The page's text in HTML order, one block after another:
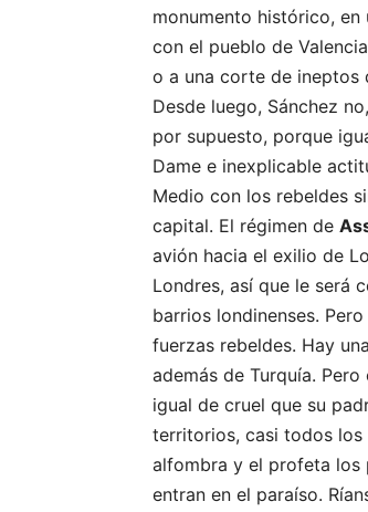
monumento histórico,
con el pueblo de
o a una corte de ineptos
Desde luego, Sánchez
por supuesto, porque
Dame e inexplicable
Medio con los rebeldes
capital. El régimen de
avión hacia el exilio de
Londres, así que le será
barrios londinenses.
fuerzas rebeldes. Hay
además de Turquía.
igual de cruel que su
territorios, casi todos los
alfombra y el profeta los
entran en el paraíso.